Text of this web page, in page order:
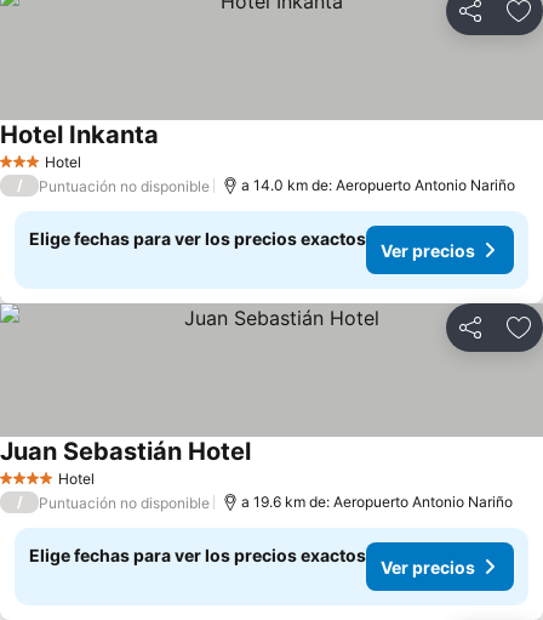
Compartir
3 Estrellas
Hotel
Hotel Inkanta
/ Puntuación no disponible a 14.0 km de: Aeropuerto Antonio Nariño
Elige fechas para ver los precios exactos
Ver precios
Compartir
4 EstrellasHotel
Juan Sebastián HotelVer precios
/ Puntuación no disponible a 19.6 km de: Aeropuerto Antonio Nariño
Elige fechas para ver los precios exactos
Ver precios